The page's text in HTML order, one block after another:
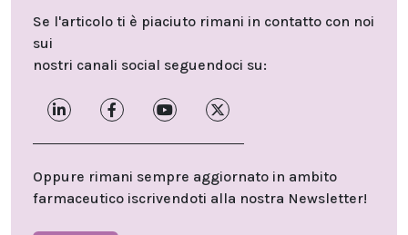
Se l'articolo ti è piaciuto rimani in contatto con noi
sui
nostri canali social seguendoci su:
Oppure rimani sempre aggiornato in ambito
farmaceutico iscrivendoti alla nostra Newsletter!